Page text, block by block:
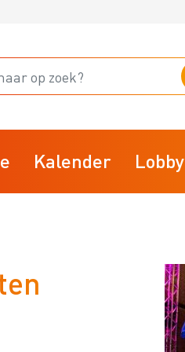
Businessclubs
Kalender Lobby